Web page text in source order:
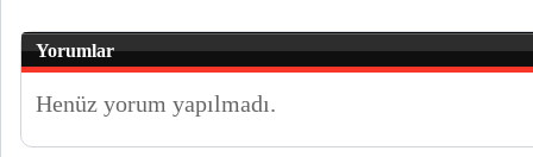
Yorumlar
Henüz yorum yapılmadı.